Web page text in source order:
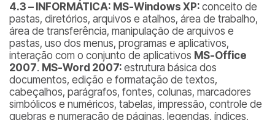
4.3 – INFORMÁTICA: MS-Windows XP: conceito de
pastas, diretórios, arquivos e atalhos, área de trabalho,
área de transferência, manipulação de arquivos e
pastas, uso dos menus, programas e aplicativos,
interação com o conjunto de aplicativos MS-Office
2007. MS-Word 2007: estrutura básica dos
documentos, edição e formatação de textos,
cabeçalhos, parágrafos, fontes, colunas, marcadores
simbólicos e numéricos, tabelas, impressão, controle de
quebras e numeração de páginas, legendas, índices,